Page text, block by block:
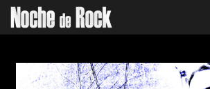
Categorías